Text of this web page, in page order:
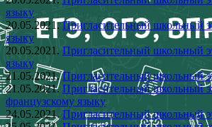
языку
20.05.2021.Пригласительный школьный
языку
20.05.2021. Пригласительный школьный
языку
21.05.2021.Пригласительный школьный
21.05.2021.Пригласительный школьный
французскому языку
24.05.2021.Пригласительный школьный